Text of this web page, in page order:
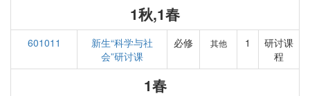
1秋,1春
601011
新生“科学与社
会”研讨课
必修 其他 1
研讨课
程
1春